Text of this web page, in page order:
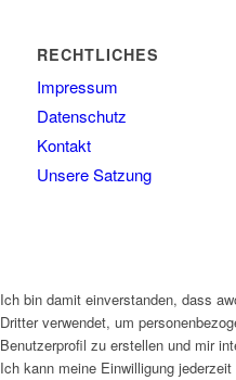
RECHTLICHES
Impressum
Datenschutz
Kontakt
Unsere Satzung
Ich bin damit einverstanden, dass
Dritter verwendet, um
Benutzerprofil zu erstellen und mir
Ich kann meine Einwilligung